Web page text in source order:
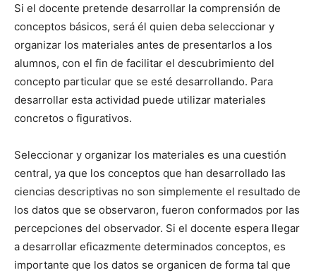
Si el docente pretende desarrollar la comprensión de
conceptos básicos, será él quien deba seleccionar y
organizar los materiales antes de presentarlos a los
alumnos, con el fin de facilitar el descubrimiento del
concepto particular que se esté desarrollando. Para
desarrollar esta actividad puede utilizar materiales
concretos o figurativos.
Seleccionar y organizar los materiales es una cuestión
central, ya que los conceptos que han desarrollado las
ciencias descriptivas no son simplemente el resultado de
los datos que se observaron, fueron conformados por las
percepciones del observador. Si el docente espera llegar
a desarrollar eficazmente determinados conceptos, es
importante que los datos se organicen de forma tal que